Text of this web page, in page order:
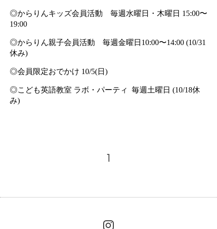
◎からりんキッズ会員活動　毎週水曜日・木曜日 15:00〜
19:00
◎からりん親子会員活動　毎週金曜日10:00〜14:00 (10/31
休み)
◎会員限定おでかけ 10/5(日)
◎こども英語教室 ラボ・パーティ  毎週土曜日 (10/18休
み)
1